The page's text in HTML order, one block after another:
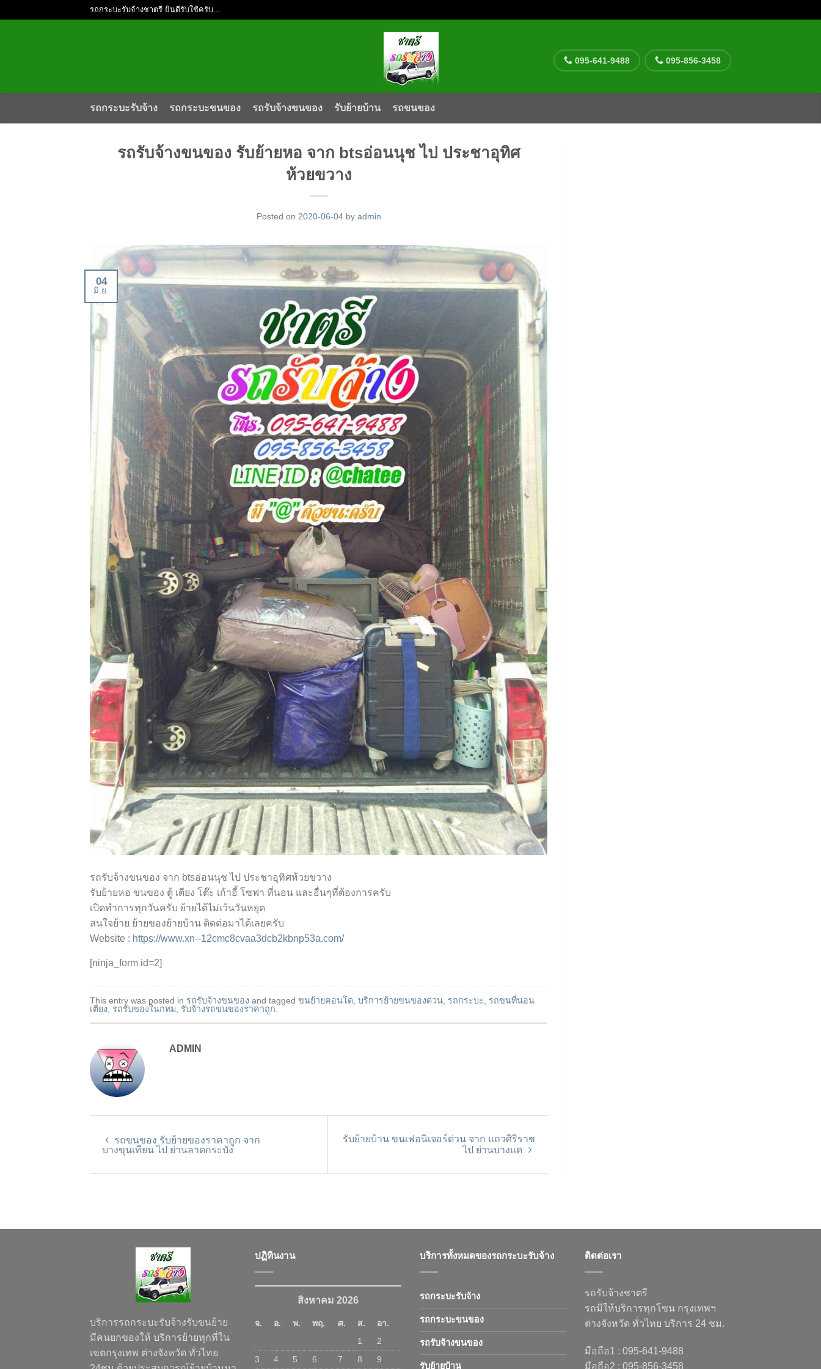
รถกระบะรับจ้างชาตรี ยินดีรับใช้ครับ...
095-641-9488 095-856-3458
รถกระบะรับจ้าง รถกระบะขนของ รถรับจ้างขนของ รับย้ายบ้าน รถขนของ
รถรับจ้างขนของ รับย้ายหอ จาก btsอ่อนนุช ไป ประชาอุทิศ
ห้วยขวาง
Posted on 2020-06-04by admin
04
มิ.ย.
รถรับจ้างขนของ จาก btsอ่อนนุช ไป ประชาอุทิศห้วยขวาง
รับย้ายหอ ขนของ ตู้ เตียง โต๊ะ เก้าอี้ โซฟา ที่นอน และอื่นๆที่ต้องการครับ
เปิดทำการทุกวันครับ ย้ายได้ไม่เว้นวันหยุด
สนใจย้าย ย้ายของย้ายบ้าน ติดต่อมาได้เลยครับ
Website : https://www.xn--12cmc8cvaa3dcb2kbnp53a.com/
[ninja_form id=2]
This entry was posted in รถรับจ้างขนของ and tagged ขนย้ายคอนโด, บริการย้ายขนของด่วน, รถกระบะ, รถขนที่นอน
เตียง, รถรับของในกทม, รับจ้างรถขนของราคาถูก.
ADMIN
รถขนของ รับย้ายของราคาถูก จาก
บางขุนเทียน ไป ย่านลาดกระบัง
รับย้ายบ้าน ขนเฟอนิเจอร์ด่วน จาก แถวศิริราช
ไป ย่านบางแค
บริการรถกระบะรับจ้างรับขนย้าย
มีคนยกของให้ บริการย้ายทุกที่ใน
เขตกรุงเทพ ต่างจังหวัด ทั่วไทย
ปฏิทินงาน
สิงหาคม 2026
จ. อ. พ. พฤ. ศ. ส.
อา.
1
2
3
4 5 6 7 8 9
บริการทั้งหมดของรถกระบะรับจ้าง
รถกระบะรับจ้าง
รถกระบะขนของ
รถรับจ้างขนของ
รับย้ายบ้าน
ติดต่อเรา
รถรับจ้างชาตรี
รถมีให้บริการทุกโซน กรุงเทพฯ
ต่างจังหวัด ทั่วไทย บริการ 24 ชม.
มือถือ1 : 095-641-9488
มือถือ2 : 095-856-3458